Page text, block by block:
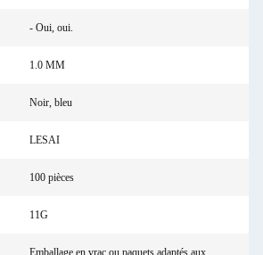
- Oui, oui.
1.0 MM
Noir, bleu
LESAI
100 pièces
11G
Emballage en vrac ou paquets adaptés aux